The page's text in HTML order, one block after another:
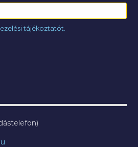
tájékoztatót.